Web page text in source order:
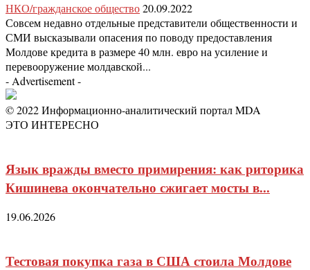
НКО/гражданское общество20.09.2022
Совсем недавно отдельные представители общественности и
СМИ высказывали опасения по поводу предоставления
Молдове кредита в размере 40 млн. евро на усиление и
перевооружение молдавской...
- Advertisement -
© 2022 Информационно-аналитический портал MDA
ЭТО ИНТЕРЕСНО
Язык вражды вместо примирения: как риторика
Кишинева окончательно сжигает мосты в...
19.06.2026
Тестовая покупка газа в США стоила Молдове